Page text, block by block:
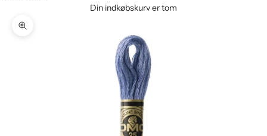
Din indkøbskurv er tom
Zoom